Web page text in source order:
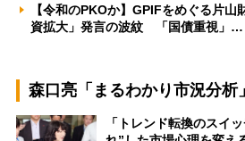
【令和のPKOか】GPIFをめぐる片山
資拡大」発言の波紋 「国債重視」…
森口亮「まるわかり市況分析」
「トレンド転換のスイ